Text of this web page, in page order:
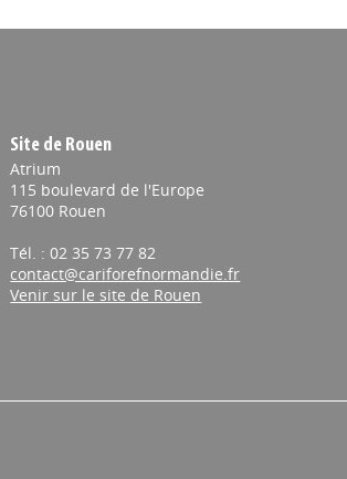
Site de Rouen
Atrium
115 boulevard de l'Europe
Tél. : 02 35 73 77 82
contact@cariforefnormandie.fr